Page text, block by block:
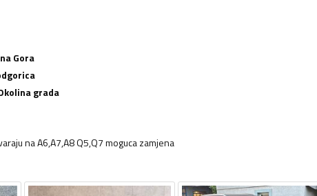
Gora
grada
na A6,A7,A8 Q5,Q7 moguca zamjena